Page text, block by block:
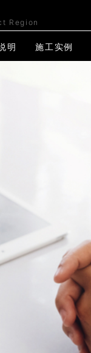
Region
明 施工实例